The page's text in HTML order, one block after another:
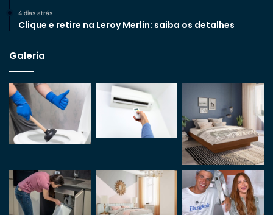
4 dias atrás
Clique e retire na Leroy Merlin: saiba os detalhes
Galeria